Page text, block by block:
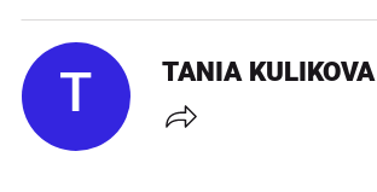
T TANIA KULIKOVA